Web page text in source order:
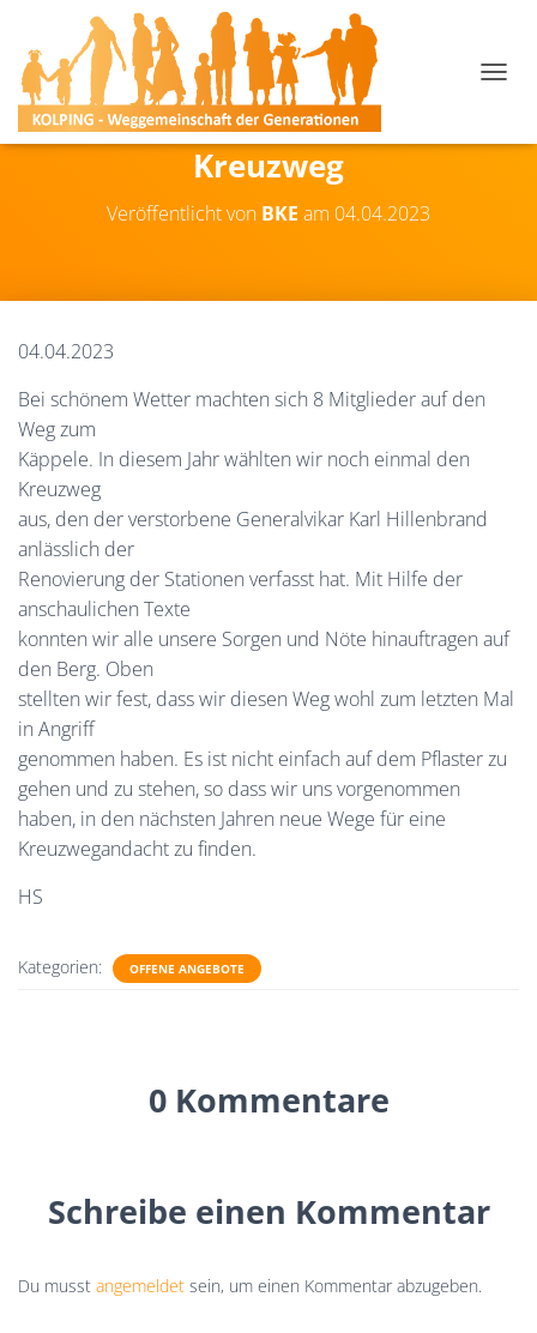
Kreuzweg
Veröffentlicht von BKE am 04.04.2023
04.04.2023
Bei schönem Wetter machten sich 8 Mitglieder auf den
Weg zum
Käppele. In diesem Jahr wählten wir noch einmal den
Kreuzweg
aus, den der verstorbene Generalvikar Karl Hillenbrand
anlässlich der
Renovierung der Stationen verfasst hat. Mit Hilfe der
anschaulichen Texte
konnten wir alle unsere Sorgen und Nöte hinauftragen auf
den Berg. Oben
stellten wir fest, dass wir diesen Weg wohl zum letzten Mal
in Angriff
genommen haben. Es ist nicht einfach auf dem Pflaster zu
gehen und zu stehen, so dass wir uns vorgenommen
haben, in den nächsten Jahren neue Wege für eine
Kreuzwegandacht zu finden.
HS
Kategorien: OFFENE ANGEBOTE
0 Kommentare
Schreibe einen Kommentar
Du musst angemeldet sein, um einen Kommentar abzugeben.